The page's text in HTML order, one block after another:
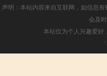
声明：本站内容来自互联网，如信息
会及
本站仅为个人兴趣爱好